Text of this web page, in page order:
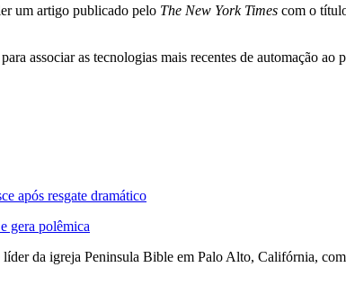
um artigo publicado pelo The New York Times com o
associar as tecnologias mais recentes de automação ao
após resgate dramático
gera polêmica
da igreja Peninsula Bible em Palo Alto, Califórnia,